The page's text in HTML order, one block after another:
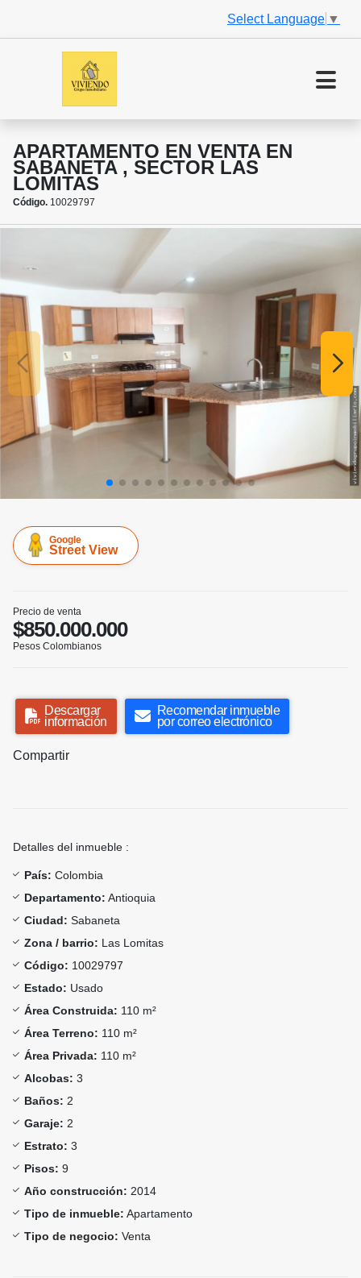
Select Language ▼
APARTAMENTO EN VENTA EN
SABANETA , SECTOR LAS
LOMITAS
Código. 10029797
Google
Street View
Precio de venta
$850.000.000
Pesos Colombianos
Descargar
información
Recomendar inmueble
por correo electrónico
Compartir
Detalles del inmueble :
País: Colombia
Departamento: Antioquia
Ciudad: Sabaneta
Zona / barrio: Las Lomitas
Código: 10029797
Estado: Usado
Área Construida: 110 m²
Área Terreno: 110 m²
Área Privada: 110 m²
Alcobas: 3
Baños: 2
Garaje: 2
Estrato: 3
Pisos: 9
Año construcción: 2014
Tipo de inmueble: Apartamento
Tipo de negocio: Venta